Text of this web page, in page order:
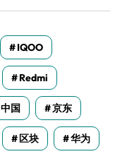
IQOO
Redmi
中国 京东
区块 华为